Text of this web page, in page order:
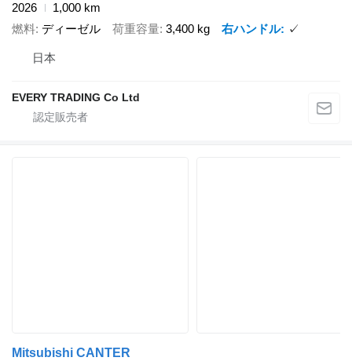
2026
1,000 km
燃料 ディーゼル 荷重容量 3,400 kg 右ハンドル ✓
日本
EVERY TRADING Co Ltd
Mitsubishi CANTER